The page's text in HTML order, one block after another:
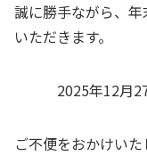
誠に勝手ながら、
いただきます。
2025年12月27
ご不便をおかけい